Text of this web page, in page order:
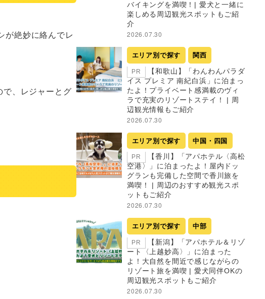
バイキングを満喫！| 愛犬と一緒に
楽しめる周辺観光スポットもご紹
介
2026.07.30
エリア別で探す 関西
PR
【和歌山】「わんわんパラダ
イス プレミア 南紀白浜」に泊まっ
たよ！プライベート感満載のヴィ
ラで充実のリゾートステイ！ | 周
辺観光情報もご紹介
2026.07.30
エリア別で探す 中国・四国
PR
【香川】「アパホテル〈高松
空港〉」に泊まったよ！屋内ドッ
グランも完備した空間で香川旅を
満喫！ | 周辺のおすすめ観光スポ
ットもご紹介
2026.07.30
エリア別で探す 中部
PR
【新潟】「アパホテル＆リゾ
ート〈上越妙高〉」に泊まった
よ！大自然を間近で感じながらの
リゾート旅を満喫 | 愛犬同伴OKの
周辺観光スポットもご紹介
2026.07.30